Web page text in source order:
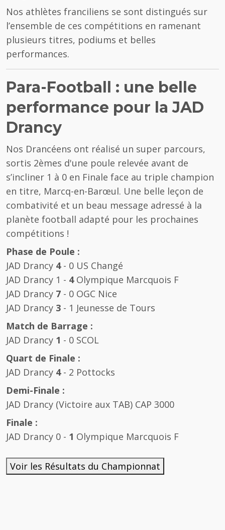
Nos athlètes franciliens se sont distingués sur
l’ensemble de ces compétitions en ramenant
plusieurs titres, podiums et belles
performances.
Para-Football : une belle
performance pour la JAD
Drancy
Nos Drancéens ont réalisé un super parcours,
sortis 2èmes d'une poule relevée avant de
s’incliner 1 à 0 en Finale face au triple champion
en titre, Marcq-en-Barœul. Une belle leçon de
combativité et un beau message adressé à la
planète football adapté pour les prochaines
compétitions !
Phase de Poule :
JAD Drancy 4- 0 US Changé
JAD Drancy 1 - 4Olympique Marcquois F
JAD Drancy 7 - 0 OGC Nice
JAD Drancy 3 - 1 Jeunesse de Tours
Match de Barrage :
JAD Drancy 1 - 0 SCOL
Quart de Finale :
JAD Drancy 4- 2 Pottocks
Demi-Finale :
JAD Drancy (Victoire aux TAB) CAP 3000
Finale :
JAD Drancy 0 - 1 Olympique Marcquois F
Voir les Résultats du Championnat